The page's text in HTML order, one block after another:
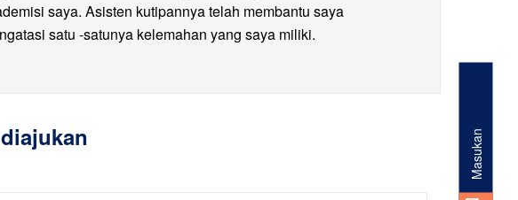
Masukan
saya. Asisten kutipannya telah membantu saya
satu -satunya kelemahan yang saya miliki.